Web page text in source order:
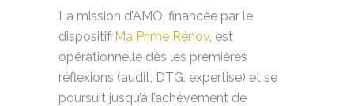
La mission d’AMO, financée par le
dispositif Ma Prime Rénov , est
opérationnelle dès les premières
réflexions (audit, DTG, expertise) et se
poursuit jusqu’à l’achèvement de